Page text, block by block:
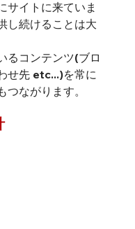
サイトに来ていま
し続けることは大
る コンテンツ(ブロ
せ先 etc...)を常に
つながります。